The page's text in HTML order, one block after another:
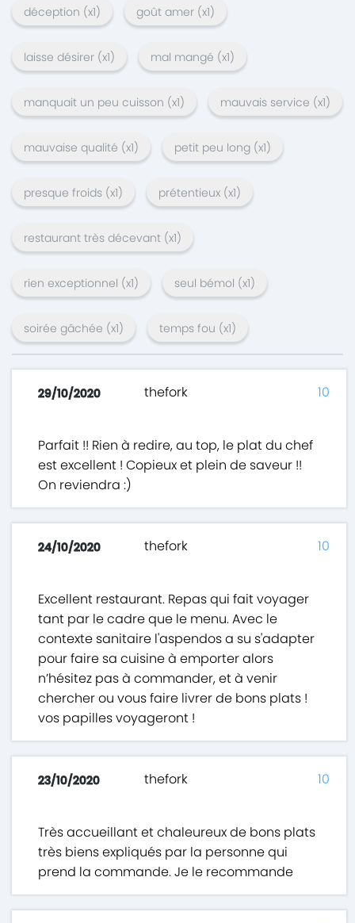
déception (x1) goût amer (x1)
laisse désirer (x1) mal mangé (x1)
manquait un peu cuisson (x1) mauvais service (x1)
mauvaise qualité (x1) petit peu long (x1)
presque froids (x1) prétentieux (x1)
restaurant très décevant (x1)
rien exceptionnel (x1) seul bémol (x1)
soirée gâchée (x1) temps fou (x1)
29/10/2020 thefork
Parfait !! Rien à redire, au top, le plat du chef
est excellent ! Copieux et plein de saveur !!
On reviendra :)
10
24/10/2020 thefork
Excellent restaurant. Repas qui fait voyager
tant par le cadre que le menu. Avec le
contexte sanitaire l'aspendos a su s'adapter
pour faire sa cuisine à emporter alors
n’hésitez pas à commander, et à venir
chercher ou vous faire livrer de bons plats !
vos papilles voyageront !
10
23/10/2020 thefork
Très accueillant et chaleureux de bons plats
très biens expliqués par la personne qui
prend la commande. Je le recommande
10